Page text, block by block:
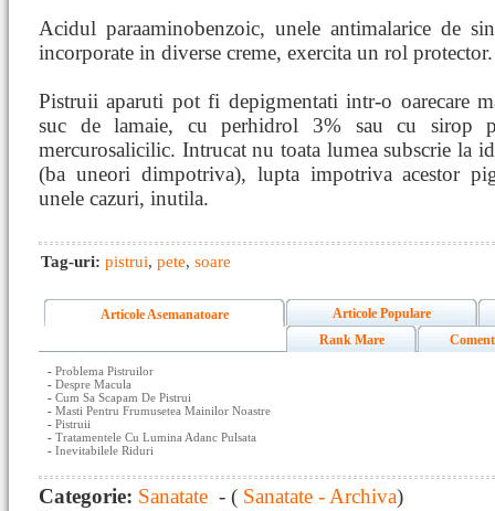
Acidul paraaminobenzoic, unele antimalarice de
incorporate in diverse creme, exercita un rol protector.
Pistruii aparuti pot fi depigmentati intr-o oarecare
suc de lamaie, cu perhidrol 3% sau cu sirop
mercurosalicilic. Intrucat nu toata lumea subscrie la
(ba uneori dimpotriva), lupta impotriva acestor
unele cazuri, inutila.
Tag-uri: pistrui, pete, soare
Articole Asemanatoare
Articole Populare
Rank Mare
- Problema Pistruilor
- Despre Macula
- Cum Sa Scapam De Pistrui
- Masti Pentru Frumusetea Mainilor Noastre
- Pistruii
- Tratamentele Cu Lumina Adanc Pulsata
- Inevitabilele Riduri
Categorie: Sanatate - ( Sanatate - Archiva)